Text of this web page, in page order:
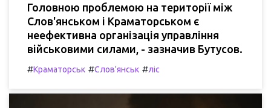
Головною проблемою на території між
Слов'янськом і Краматорськом є
неефективна організація управління
військовими силами, - зазначив Бутусов.
#Краматорськ #Слов'янськ #ліс